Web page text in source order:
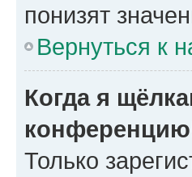
понизят
Вернуться к
Когда я
Только